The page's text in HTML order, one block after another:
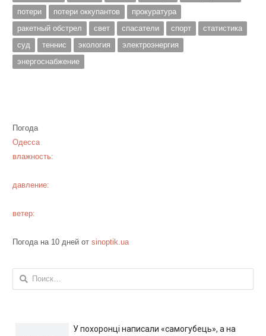
потери
потери оккупантов
прокуратура
ракетный обстрел
свет спасатели спорт
статистика
суд
теннис экология
электроэнергия
энергоснабжение
Погода
Одесса
влажность:
давление:
ветер:
Погода на 10 дней от sinoptik.ua
Найти:
У похоронці написали «самогубець», а на